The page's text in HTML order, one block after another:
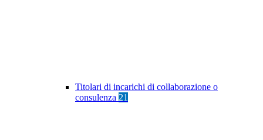
Titolari di incarichi di collaborazione o
consulenza 21